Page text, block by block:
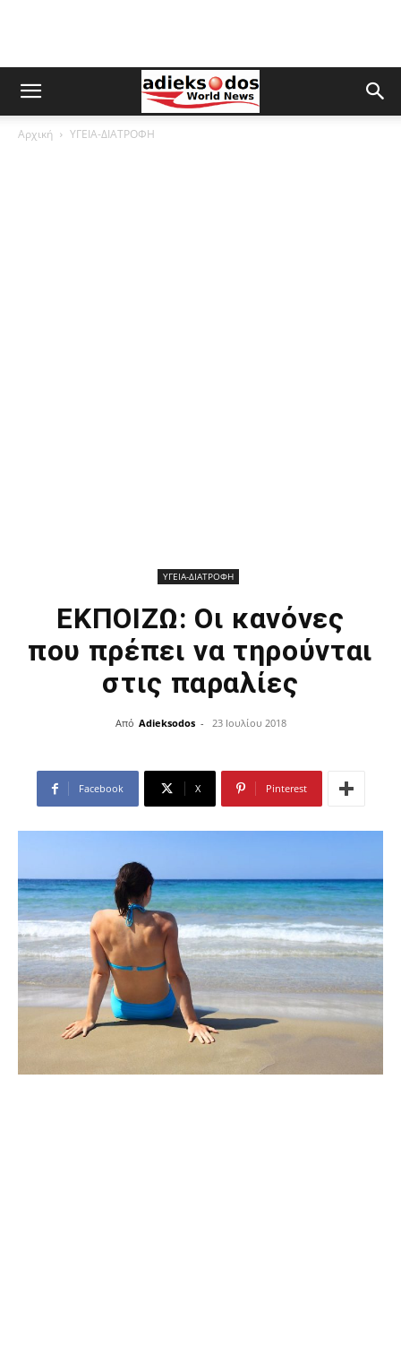
Αρχική ΥΓΕΙΑ-ΔΙΑΤΡΟΦΗ
ΥΓΕΙΑ-ΔΙΑΤΡΟΦΗ
ΕΚΠΟΙΖΩ: Οι κανόνες
που πρέπει να τηρούνται
στις παραλίες
Από Adieksodos - 23 Ιουλίου 2018
Facebook X Pinterest